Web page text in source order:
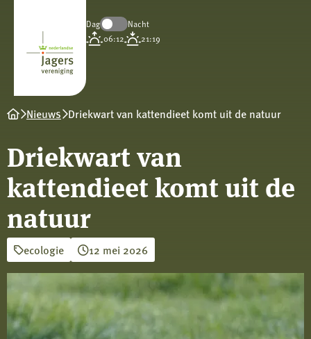
Koninklijke
Nederlandse
Jagersvereniging
Dag
Nacht
06:12
21:19
Nieuws Driekwart van kattendieet komt uit de natuur
Driekwart van
kattendieet komt uit de
natuur
ecologie 12 mei 2026